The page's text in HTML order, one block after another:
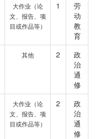
大作业（论
文、报告、项
目或作品等）
1
劳
动
教
育
其他 2
政
治
通
修
大作业（论
文、报告、项
目或作品等）
2
政
治
通
修